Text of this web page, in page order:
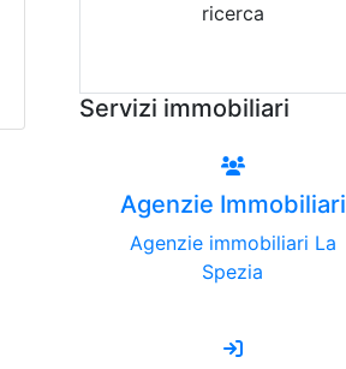
ricerca
Servizi immobiliari
Agenzie Immobiliari
Agenzie immobiliari La
Spezia